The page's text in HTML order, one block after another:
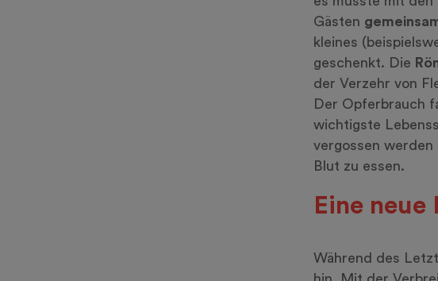
Gästen
kleines
geschenkt. Die
der Verzehr von
Der Opferbrauch
wichtigste
vergossen
Blut zu essen.
Eine
Während des